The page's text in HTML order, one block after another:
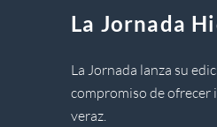
La Jornada
La Jornada lanza su
compromiso de
veraz.